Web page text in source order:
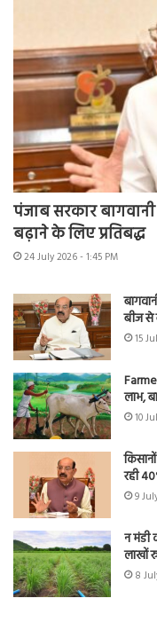
पंजाब सरकार
बढ़ाने के लिए प्रतिबद्ध
24 July 2026 - 1:45 PM
बीज से
15
लाभ,
10
रही
9
न मंडी
लाखों
8